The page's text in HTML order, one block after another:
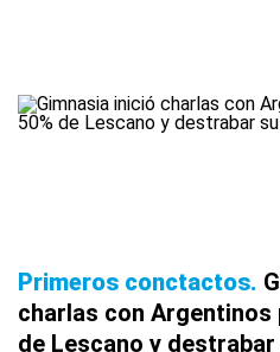
Primeros conctactos
charlas con Argentinos
de Lescano y